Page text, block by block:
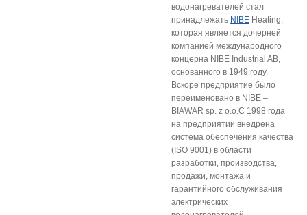
водонагревателей стал
принадлежать NIBE Heating,
которая является дочерней
компанией международного
концерна NIBE Industrial AB,
основанного в 1949 году.
Вскоре предприятие было
переименовано в NIBE –
BIAWAR sp. z o.o.С 1998 года
на предприятии внедрена
система обеспечения качества
(ISO 9001) в области
разработки, производства,
продажи, монтажа и
гарантийного обслуживания
электрических